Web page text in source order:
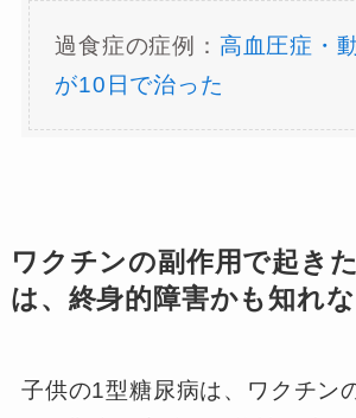
過食症の症例： 高血圧症・
が10日で治った
ワクチンの副作用で起き
は、終身的障害かも知れな
子供の1型糖尿病は、ワクチン